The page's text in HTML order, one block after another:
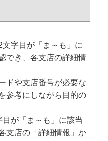
字目が「ま～も」に
でき、各支店の詳細情
ドや支店番号が必要な
参考にしながら目的の
が「ま～も」に該当
支店の「詳細情報」か